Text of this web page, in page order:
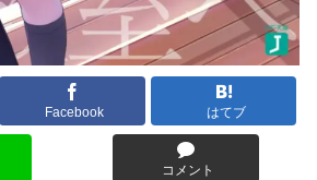
Facebook はてブ
コメント